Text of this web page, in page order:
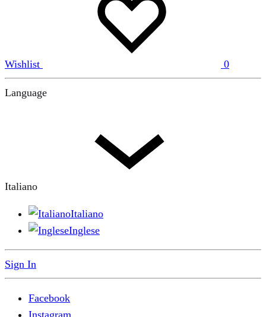
Wishlist 0
Language
Italiano
Italiano
Inglese
Sign In
Facebook
Instagram